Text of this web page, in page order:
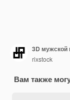
3D мужской
rixstock
Вам также